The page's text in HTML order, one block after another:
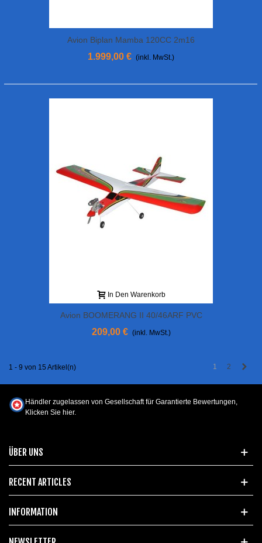
Avion Biplan Mamba 120CC 2m16
Premier Aircraft
1.999,00 € (inkl. MwSt.)
In Den Warenkorb
Avion BOOMERANG II 40/46ARF PVC
209,00 € (inkl. MwSt.)
1 - 9 von 15 Artikel(n) 1 2
ÜBER UNS
RECENT ARTICLES
INFORMATION
Händler zugelassen von Gesellschaft für Garantierte Bewertungen,
Klicken Sie hier.